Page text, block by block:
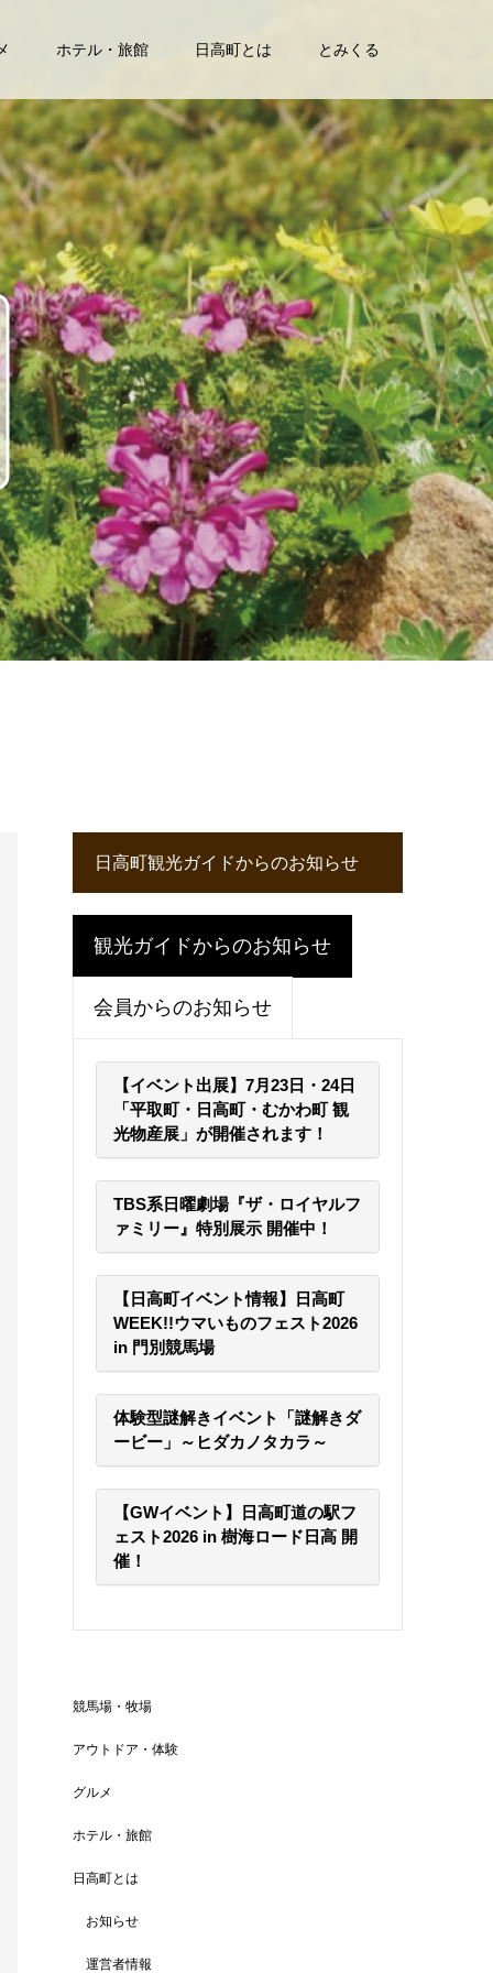
ホテル・旅館 日高町とは とみくる
日高町観光ガイドからのお知らせ
観光ガイドからのお知らせ
会員からのお知らせ
【イベント出展】7月23日・24日
「平取町・日高町・むかわ町 観
光物産展」が開催されます！
TBS系日曜劇場『ザ・ロイヤルフ
ァミリー』特別展示 開催中！
【日高町イベント情報】日高町
WEEK!!ウマいものフェスト2026
in 門別競馬場
体験型謎解きイベント「謎解きダ
ービー」～ヒダカノタカラ～
【GWイベント】日高町道の駅フ
ェスト2026 in 樹海ロード日高 開
催！
競馬場・牧場
アウトドア・体験
グルメ
ホテル・旅館
日高町とは
お知らせ
運営者情報